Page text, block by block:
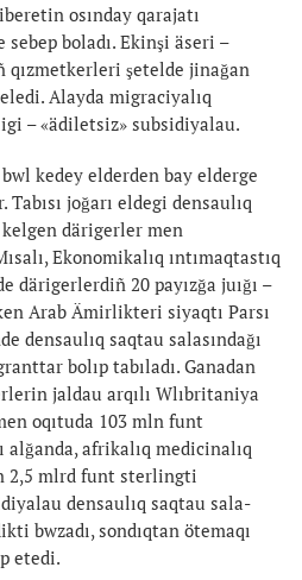
osınday qarajatı
boladı. Ekinşi äseri –
qızmetkerleri şetelde jina­ğan
Alayda migraciyalıq
– «ädiletsiz» subsidiyalau.
kedey el­der­den bay elderge
joğarı eldegi den­saulıq
därigerler men
Ekonomikalıq ıntımaqtastıq
därigerlerdiñ 20 payızğa juığı –
Arab Ämirlikteri siyaqtı Parsı
densaulıq saqtau salasındağı
bolıp tabıladı. Ganadan
jaldau arqılı Wlıbritaniya
oqıtuda 103 mln funt
afrikalıq me­dicinalıq
2,5 mlrd funt sterlingti
densaulıq saqtau sa­la­
bwzadı, sondıqtan ötemaqı
etedi.